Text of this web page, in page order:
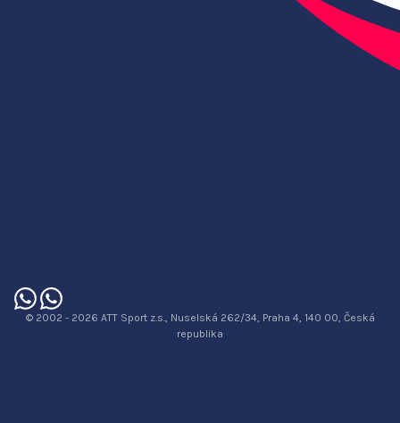
© 2002 - 2026 ATT Sport z.s., Nuselská 262/34, Praha 4, 140 00, Česká
republika